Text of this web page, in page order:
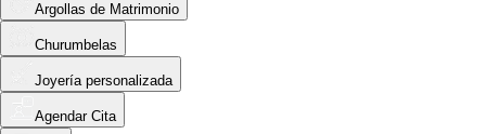
Argollas de Matrimonio
Churumbelas
Joyería personalizada
Agendar Cita